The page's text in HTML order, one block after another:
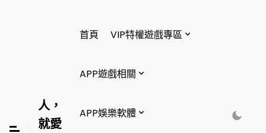
人，
就愛
首頁 VIP特權遊戲專區
APP遊戲相關
APP娛樂軟體